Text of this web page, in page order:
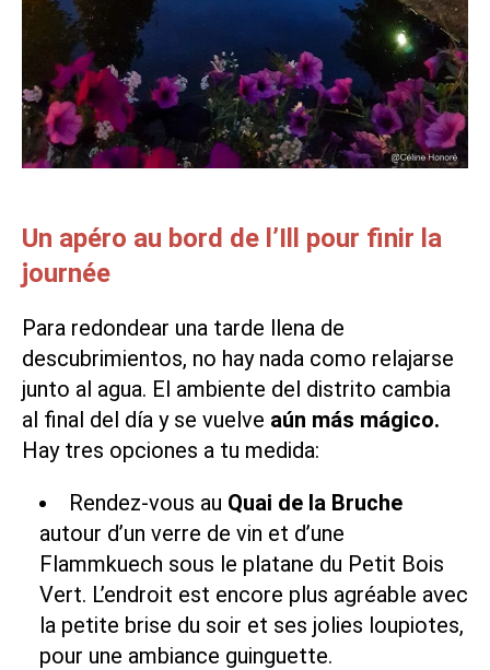
Un apéro au bord de l’Ill pour finir la
journée
Para redondear una tarde llena de
descubrimientos, no hay nada como relajarse
junto al agua. El ambiente del distrito cambia
al final del día y se vuelve aún más mágico.
Hay tres opciones a tu medida:
Rendez-vous au Quai de la Bruche
autour d’un verre de vin et d’une
Flammkuech sous le platane du Petit Bois
Vert. L’endroit est encore plus agréable avec
la petite brise du soir et ses jolies loupiotes,
pour une ambiance guinguette.